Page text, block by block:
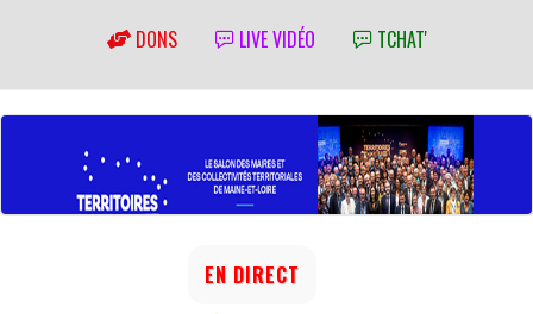
DONS LIVE VIDÉO TCHAT'
EN DIRECT